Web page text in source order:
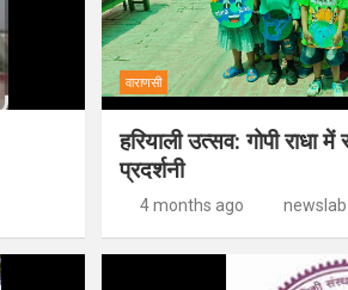
वाराणसी
हरियाली उत्सव: गोपी राधा
प्रदर्शनी
4 months ago newslab